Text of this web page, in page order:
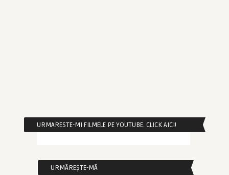
URMARESTE-MI FILMELE PE YOUTUBE. CLICK AICI!
URMĂREȘTE-MĂ